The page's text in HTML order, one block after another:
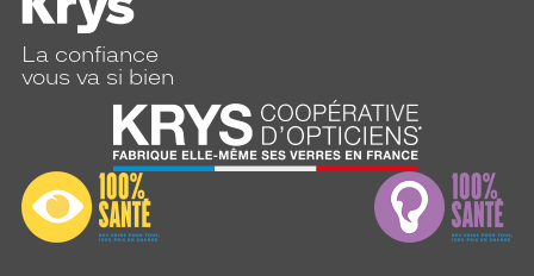
La confiance
vous va si bien